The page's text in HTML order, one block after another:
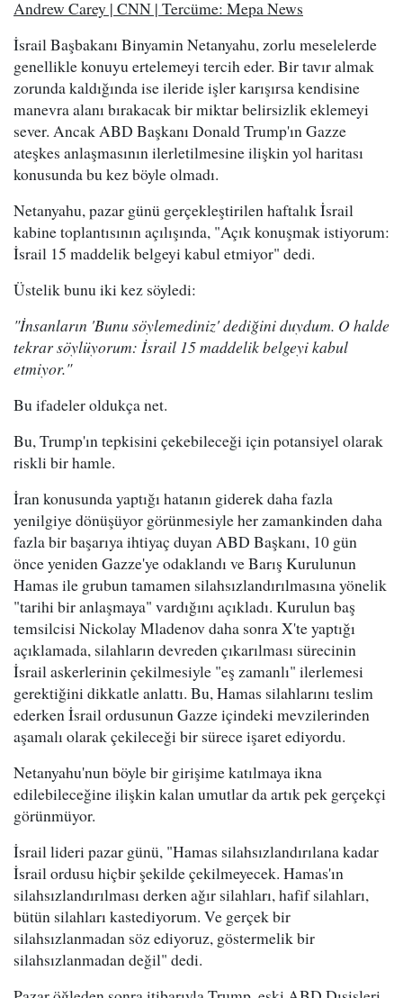
Andrew Carey | CNN | Tercüme: Mepa News
İsrail Başbakanı Binyamin Netanyahu, zorlu meselelerde
genellikle konuyu ertelemeyi tercih eder. Bir tavır almak
zorunda kaldığında ise ileride işler karışırsa kendisine
manevra alanı bırakacak bir miktar belirsizlik eklemeyi
sever. Ancak ABD Başkanı Donald Trump'ın Gazze
ateşkes anlaşmasının ilerletilmesine ilişkin yol haritası
konusunda bu kez böyle olmadı.
Netanyahu, pazar günü gerçekleştirilen haftalık İsrail
kabine toplantısının açılışında, "Açık konuşmak istiyorum:
İsrail 15 maddelik belgeyi kabul etmiyor" dedi.
Üstelik bunu iki kez söyledi:
"İnsanların 'Bunu söylemediniz' dediğini duydum. O halde
tekrar söylüyorum: İsrail 15 maddelik belgeyi kabul
etmiyor."
Bu ifadeler oldukça net.
Bu, Trump'ın tepkisini çekebileceği için potansiyel olarak
riskli bir hamle.
İran konusunda yaptığı hatanın giderek daha fazla
yenilgiye dönüşüyor görünmesiyle her zamankinden daha
fazla bir başarıya ihtiyaç duyan ABD Başkanı, 10 gün
önce yeniden Gazze'ye odaklandı ve Barış Kurulunun
Hamas ile grubun tamamen silahsızlandırılmasına yönelik
"tarihi bir anlaşmaya" vardığını açıkladı. Kurulun baş
temsilcisi Nickolay Mladenov daha sonra X'te yaptığı
açıklamada, silahların devreden çıkarılması sürecinin
İsrail askerlerinin çekilmesiyle "eş zamanlı" ilerlemesi
gerektiğini dikkatle anlattı. Bu, Hamas silahlarını teslim
ederken İsrail ordusunun Gazze içindeki mevzilerinden
aşamalı olarak çekileceği bir sürece işaret ediyordu.
Netanyahu'nun böyle bir girişime katılmaya ikna
edilebileceğine ilişkin kalan umutlar da artık pek gerçekçi
görünmüyor.
İsrail lideri pazar günü, "Hamas silahsızlandırılana kadar
İsrail ordusu hiçbir şekilde çekilmeyecek. Hamas'ın
silahsızlandırılması derken ağır silahları, hafif silahları,
bütün silahları kastediyorum. Ve gerçek bir
silahsızlanmadan söz ediyoruz, göstermelik bir
silahsızlanmadan değil" dedi.